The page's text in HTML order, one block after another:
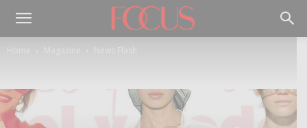
Home Magazine News Flash